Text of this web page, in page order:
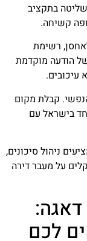
בתקציב
קשיחה.
רשימת
של הודעה מוקדמת
קבלת מקום
בישראל עם
ניהול סיכונים,
על מעבר דירה
דאגה:
לכם